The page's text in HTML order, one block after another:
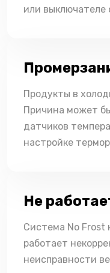
или выключателе
Продукты в
Причина может
датчиков
настройке
Не
Система No Frost
работает
неисправности